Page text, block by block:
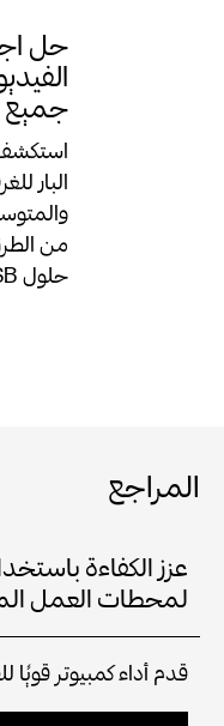
حل
جميع
استكشف
البار
من
حلول USB.
المراجع
عزز الكفاءة
لمحطات العمل
قدم أداء كمبيوتر قويًا